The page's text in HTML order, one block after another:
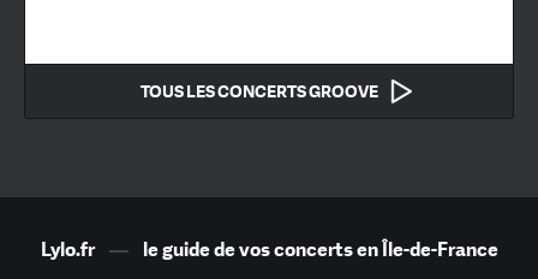
TOUS LES CONCERTS GROOVE
Lylo.fr— le guide de vos concerts en Île-de-France